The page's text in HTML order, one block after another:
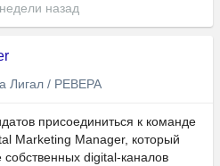
назад
Лигал / РЕВЕРА
присоединиться к команде
Marketing Manager, который
собственных digital-каналов